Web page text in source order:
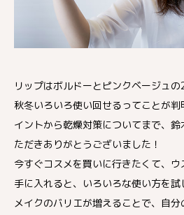
リップはボルドーとピンクベージュ
秋冬いろいろ使い回せるってことが
イントから乾燥対策についてまで、
ただきありがとうございました！
今すぐコスメを買いに行きたくて、
手に入れると、いろいろな使い方を試
メイクのバリエが増えることで、自